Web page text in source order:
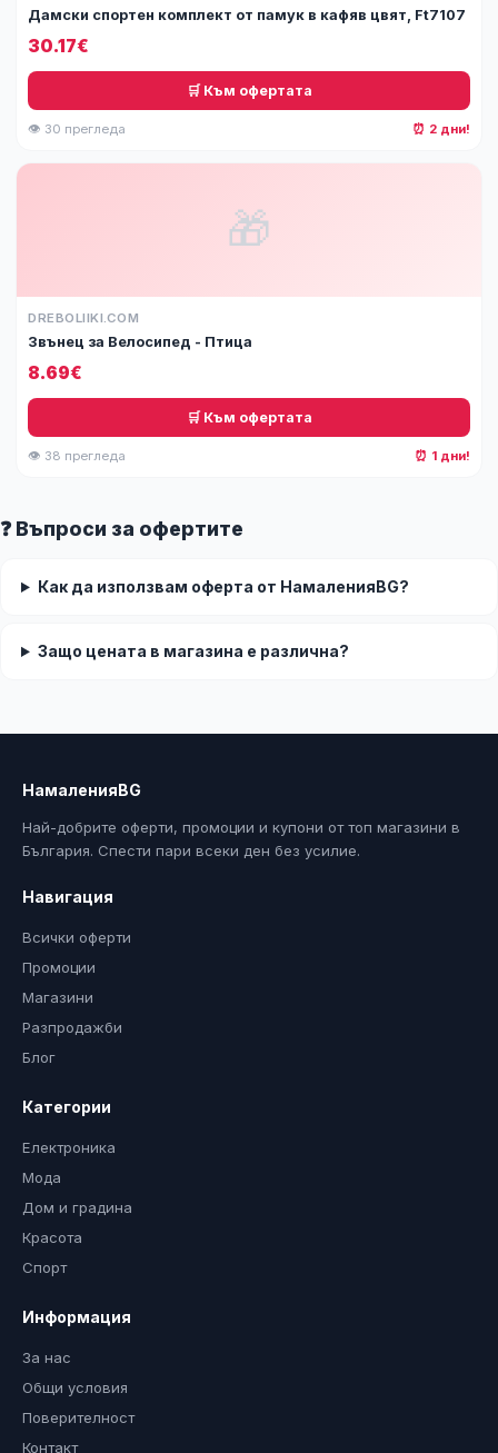
Дамски спортен комплект от памук в кафяв цвят, Ft7107
30.17€
🛒 Към офертата
👁 30 прегледа ⏰ 2 дни!
🎁
DREBOLIIKI.COM
Звънец за Велосипед - Птица
8.69€
🛒 Към офертата
👁 38 прегледа ⏰ 1 дни!
❓ Въпроси за офертите
Как да използвам оферта от НамаленияBG?
Защо цената в магазина е различна?
НамаленияBG
Най-добрите оферти, промоции и купони от топ магазини в
България. Спести пари всеки ден без усилие.
Навигация
Всички оферти
Промоции
Магазини
Разпродажби
Блог
Категории
Електроника
Мода
Дом и градина
Красота
Спорт
Информация
За нас
Общи условия
Поверителност
Контакт